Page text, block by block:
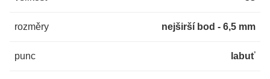
rozměry nejširší bod - 6,5 mm
punc labuť